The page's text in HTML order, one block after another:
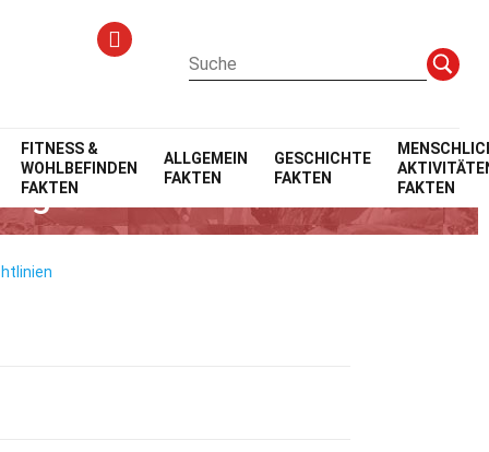
FITNESS &
WOHLBEFINDEN
FAKTEN
ALLGEMEIN
FAKTEN
GESCHICHTE
FAKTEN
FAKTEN